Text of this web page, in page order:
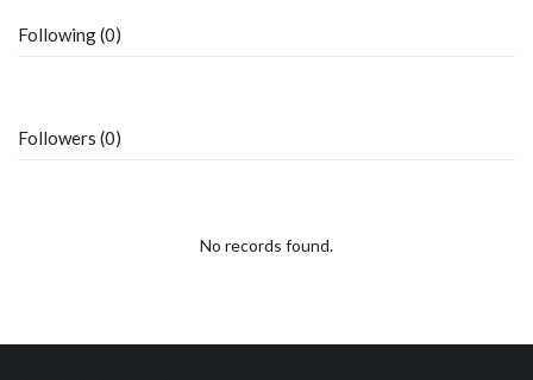
Following (0)
Followers (0)
No records found.